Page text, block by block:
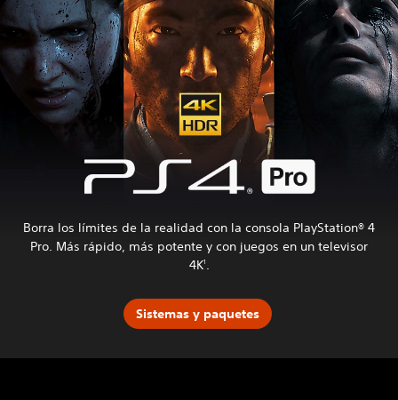
Borra los límites de la realidad con la consola PlayStation® 4
Pro. Más rápido, más potente y con juegos en un televisor
4K1 .
Sistemas y paquetes